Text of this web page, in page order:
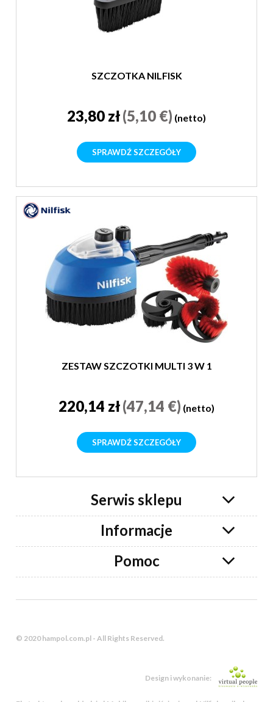
SZCZOTKA NILFISK
23,80 zł(5,10 €) (netto)
SPRAWDŹ SZCZEGÓŁY
ZESTAW SZCZOTKI MULTI 3 W 1
220,14 zł(47,14 €) (netto)
SPRAWDŹ SZCZEGÓŁY
Serwis sklepu
Informacje
Pomoc
© 2020 hampol.com.pl - All Rights Reserved.
Design i wykonanie: